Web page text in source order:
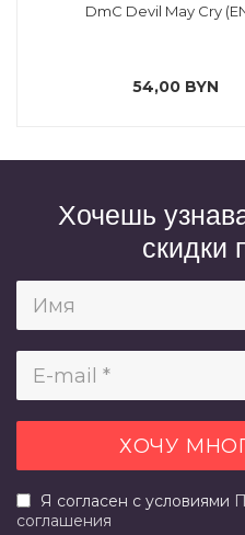
DmC Devil May Cry
54,00 BYN
Хочешь
скидки
Я согласен с условиями
соглашения